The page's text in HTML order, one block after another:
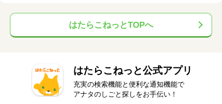
はたらこねっとTOPへ
はたらこねっと公式アプリ
充実の検索機能と便利な通知機能で
アナタのしごと探しをお手伝い！